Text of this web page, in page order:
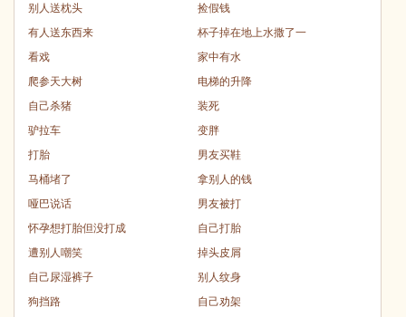
别人送枕头
捡假钱
有人送东西来
杯子掉在地上水撒了一
看戏
家中有水
爬参天大树
电梯的升降
自己杀猪
装死
驴拉车
变胖
打胎
男友买鞋
马桶堵了
拿别人的钱
哑巴说话
男友被打
怀孕想打胎但没打成
自己打胎
遭别人嘲笑
掉头皮屑
自己尿湿裤子
别人纹身
狗挡路
自己劝架